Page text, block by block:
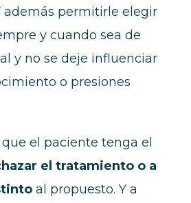
además permitirle elegir
y cuando sea de
y no se deje influenciar
o presiones
el paciente tenga el
el tratamiento o a
al propuesto. Y a